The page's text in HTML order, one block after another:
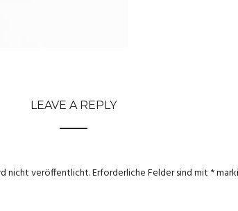
LEAVE A REPLY
nicht veröffentlicht.Erforderliche Felder sind mit *